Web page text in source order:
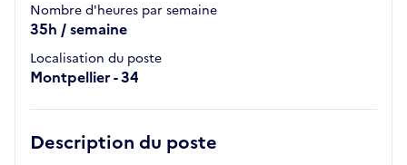
Nombre d'heures par semaine
35h / semaine
Localisation du poste
Montpellier - 34
Description du poste